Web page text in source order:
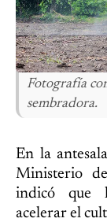
Fotografía
sembradora.
En la
Ministerio
indicó que
acelerar el